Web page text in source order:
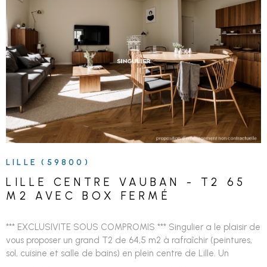
adresse prestigieuse. Un patrimoine fort. Une optimisation
fiscale maîtrisée. Contactez-nous pour les disponibilités et les
plans des lots du T1bis au T4. Un local commercial et un
bureau. Livraison T4 2027
LILLE (59800)
LILLE CENTRE VAUBAN - T2 65
M2 AVEC BOX FERMÉ
*** EXCLUSIVITE SOUS COMPROMIS *** Singulier a le plaisir de
vous proposer un grand T2 de 64,5 m2 à rafraîchir (peintures,
sol, cuisine et salle de bains) en plein centre de Lille. Un
VOIR LE BIEN